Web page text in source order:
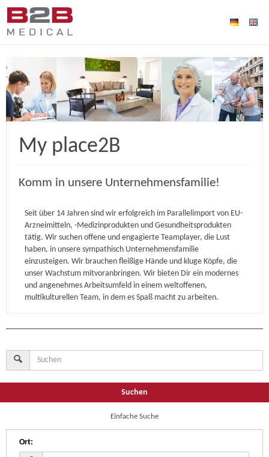
My place2B
Komm in unsere Unternehmensfamilie!
Seit über 14 Jahren sind wir erfolgreich im Parallelimport von EU-
Arzneimitteln, -Medizinprodukten und Gesundheitsprodukten
tätig. Wir suchen offene und engagierte Teamplayer, die Lust
haben, in unsere sympathisch Unternehmensfamilie
einzusteigen. Wir brauchen fleißige Hände und kluge Köpfe, die
unser Wachstum mitvoranbringen. Wir bieten Dir ein modernes
und angenehmes Arbeitsumfeld in einem weltoffenen,
multikulturellen Team, in dem es Spaß macht zu arbeiten.
Suchen
Einfache Suche
Ort: